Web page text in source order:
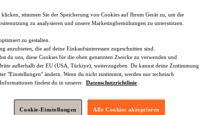
Ohne Bügel Große Größen Nahtlos Bh Minimizer Bhs
Weiß Still-BHs Weiß Damen Still-BHs Damen BHs
stimmen Sie der Speicherung von Cookies auf Ihrem Gerät zu, um die
zu analysieren und unsere Marketingbemühungen zu unterstützen.
zu gestalten.
anzubieten, die auf deine Einkaufsinteressen zugeschnitten sind.
du uns, diese Cookies für die oben genannten Zwecke zu verwenden und
außerhalb der EU (USA, Türkiye), weiterzugeben. Du kannst deine Zustimmung
"Einstellungen" ändern. Wenn du nicht zustimmst, werden nur technisch
findest du in unserer
Datenschutzrichtlinie
Cookie-Einstellungen Alle Cookies akzeptieren